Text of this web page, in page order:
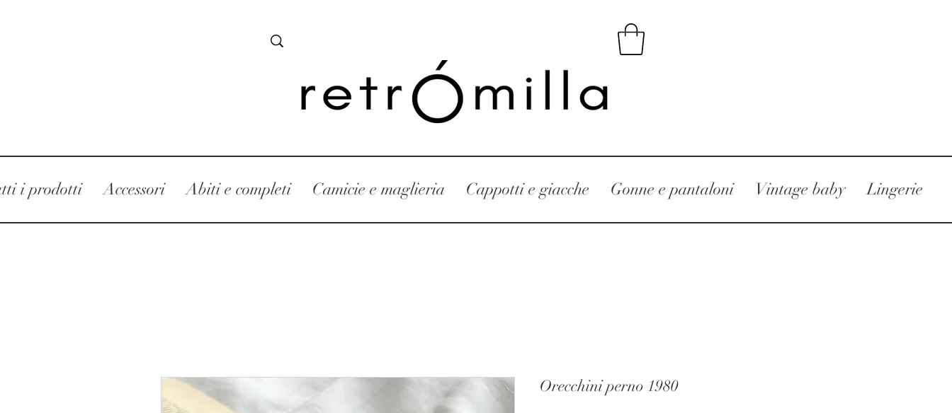
i prodotti Accessori Abiti e completi Camicie e maglieria Cappotti e giacche Gonne e pantaloni Vintage baby Lingerie
Orecchini perno 1980